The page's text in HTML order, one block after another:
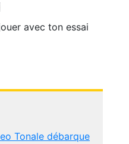
avec ton essai
Tonale débarque